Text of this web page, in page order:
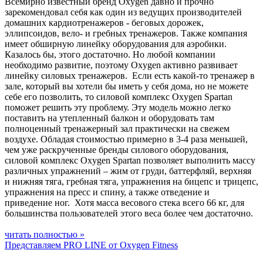
зарекомендовал себя как один из ведущих производителей
домашних кардиотренажеров - беговых дорожек,
эллипсоидов, вело- и гребных тренажеров. Также компания
имеет обширную линейку оборудования для аэробики.
Казалось бы, этого достаточно. Но любой компании
необходимо развитие, поэтому Oxygen активно развивает
линейку силовых тренажеров. Если есть какой-то тренажер в
зале, который вы хотели бы иметь у себя дома, но не можете
себе его позволить, то силовой комплекс Oxygen Spartan
поможет решить эту проблему. Эту модель можно легко
поставить на утепленный балкон и оборудовать там
полноценный тренажерный зал практически на свежем
воздухе. Обладая стоимостью примерно в 3-4 раза меньшей,
чем уже раскрученные бренды силового оборудования,
силовой комплекс Oxygen Spartan позволяет выполнить массу
различных упражнений – жим от груди, баттерфляй, верхняя
и нижняя тяга, гребная тяга, упражнения на бицепс и трицепс,
упражнения на пресс и спину, а также отведение и
приведение ног. Хотя масса весового стека всего 66 кг, для
большинства пользователей этого веса более чем достаточно.
читать полностью »
Представляем PRO LINE от Oxygen Fitness